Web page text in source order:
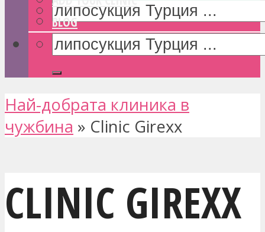
BLOG
Най-добрата клиника в
чужбина » Clinic Girexx
CLINIC GIREXX